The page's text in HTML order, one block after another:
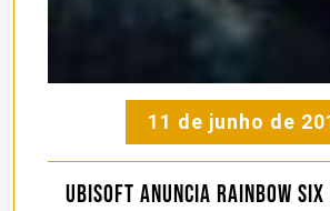
11 de junho de
Ubisoft anuncia Rainbow